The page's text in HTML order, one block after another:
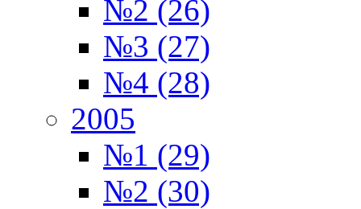
№2 (26)
№3 (27)
№4 (28)
2005
№1 (29)
№2 (30)